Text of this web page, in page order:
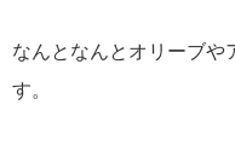
なんとなんとオリーブや
す。